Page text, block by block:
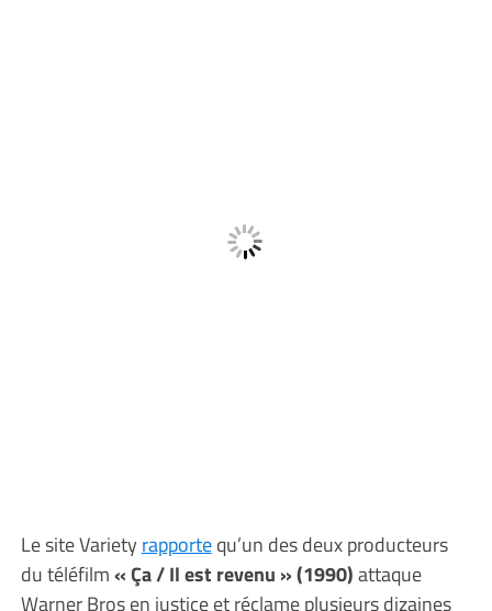
Le site Variety rapportequ’un des deux producteurs
du téléfilm« Ça / Il est revenu » (1990)attaque
Warner Bros en justice et réclame plusieurs dizaines